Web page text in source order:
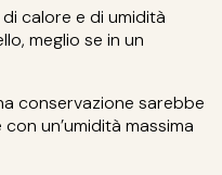
calore e di umidità
meglio se in un
conservazione sarebbe
un’umidità massima